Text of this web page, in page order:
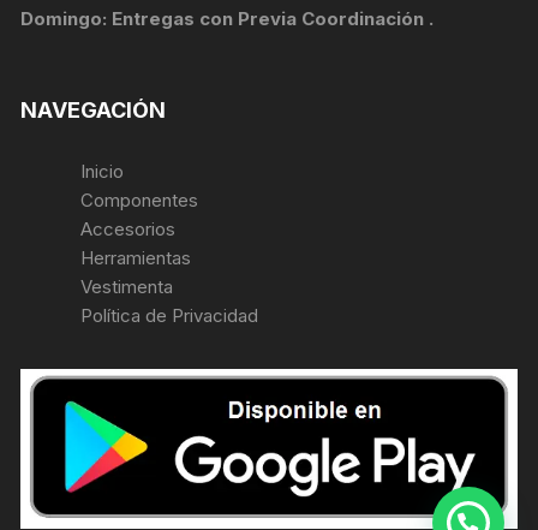
Domingo: Entregas con Previa Coordinación .
NAVEGACIÓN
Inicio
Componentes
Accesorios
Herramientas
Vestimenta
Política de Privacidad